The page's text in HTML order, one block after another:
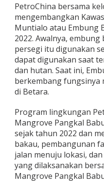
PetroChina bersama
mengembangkan
Muntialo atau Embung
2022. Awalnya,
persegi itu digunakan
dapat digunakan saat
dan hutan. Saat ini,
berkembang fungsinya
di Betara.
Program lingkungan
Mangrove Pangkal
sejak tahun 2022 dan
bakau, pembangunan
jalan menuju lokasi,
yang dilaksanakan
Mangrove Pangkal